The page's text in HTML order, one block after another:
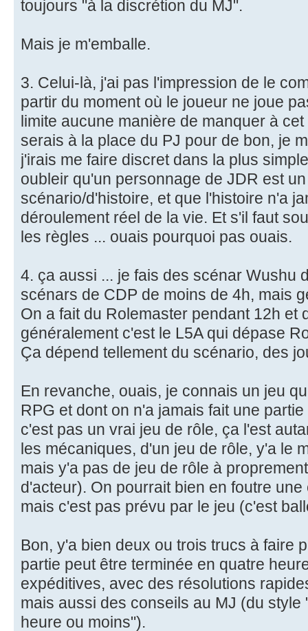
toujours "à la discrétion du MJ".
Mais je m'emballe.
3. Celui-là, j'ai pas l'impression de le
partir du moment où le joueur ne joue
limite aucune manière de manquer à
serais à la place du PJ pour de bon, je
j'irais me faire discret dans la plus
oubleir qu'un personnage de JDR est
scénario/d'histoire, et que l'histoire n'a
déroulement réel de la vie. Et s'il faut
les règles ... ouais pourquoi pas ouais.
4. ça aussi ... je fais des scénar Wushu
scénars de CDP de moins de 4h, mais
On a fait du Rolemaster pendant 12h et
généralement c'est le L5A qui dépase
Ça dépend tellement du scénario, des
En revanche, ouais, je connais un jeu
RPG et dont on n'a jamais fait une
c'est pas un vrai jeu de rôle, ça l'est
les mécaniques, d'un jeu de rôle, y'a le
mais y'a pas de jeu de rôle à
d'acteur). On pourrait bien en foutre
mais c'est pas prévu par le jeu (c'est
Bon, y'a bien deux ou trois trucs à faire
partie peut être terminée en quatre
expéditives, avec des résolutions
mais aussi des conseils au MJ (du
heure ou moins").